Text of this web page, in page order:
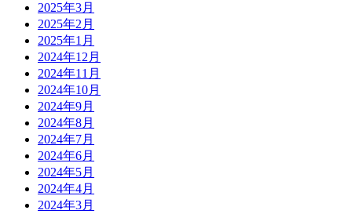
2025年3月
2025年2月
2025年1月
2024年12月
2024年11月
2024年10月
2024年9月
2024年8月
2024年7月
2024年6月
2024年5月
2024年4月
2024年3月